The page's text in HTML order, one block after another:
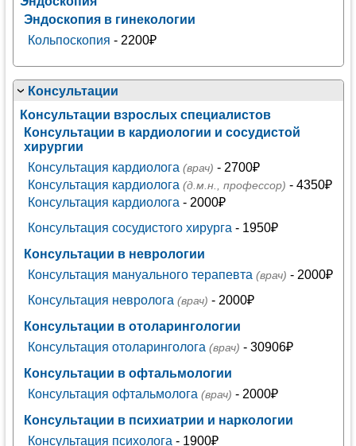
Эндоскопия в гинекологии
Кольпоскопия - 2200₽
Консультации
Консультации взрослых специалистов
Консультации в кардиологии и сосудистой
хирургии
Консультация кардиолога (врач) - 2700₽
Консультация кардиолога (д.м.н., профессор) - 4350₽
Консультация кардиолога - 2000₽
Консультация сосудистого хирурга - 1950₽
Консультации в неврологии
Консультация мануального терапевта (врач) - 2000₽
Консультация невролога (врач) - 2000₽
Консультации в отоларингологии
Консультация отоларинголога (врач) - 30906₽
Консультации в офтальмологии
Консультация офтальмолога (врач) - 2000₽
Консультации в психиатрии и наркологии
Консультация психолога - 1900₽